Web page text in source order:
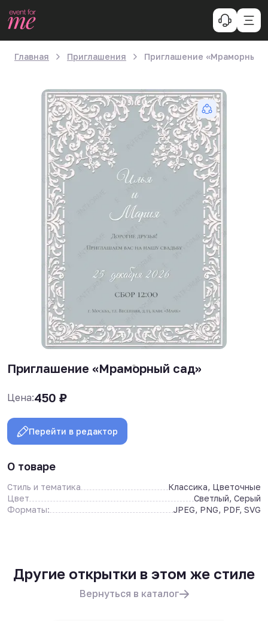
Главная Приглашения Приглашение «Мраморный
Приглашение «Мраморный сад»
Цена:450 ₽
Перейти в редактор
О товаре
Стиль и тематика
Классика, Цветочные
Цвет
Светлый, Серый
Форматы:
JPEG, PNG, PDF, SVG
Другие открытки в этом же стиле
Вернуться в каталог